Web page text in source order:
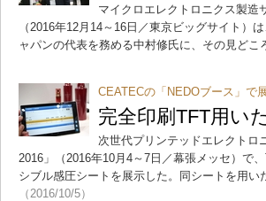
マイクロエレクトロニクス製造
（2016年12月14～16日／東京ビッグサイト）
ャパンの代表を務める中村修氏に、その見どこ
CEATECの「NEDOブース」で
完全印刷TFT用い
次世代プリンテッドエレクトロ
2016」（2016年10月4～7日／幕張メッセ）で
シブル感圧シートを展示した。同シートを用
（2016/10/5）